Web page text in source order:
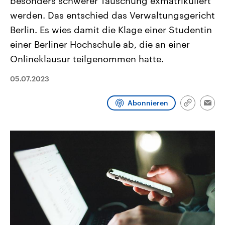
CDU, SPD und FDP regiert.-
Umfragen, Prognosen,
und Hintergründe zu den Parteien
Wahl.
aktuelle Weltgeschehen.
Sendungen Programm Podcasts
Audio-Archiv
werden. Das entschied das Verwaltungsgericht
Berlin. Es wies damit die Klage einer Studentin
einer Berliner Hochschule ab, die an einer
Onlineklausur teilgenommen hatte.
05.07.2023
Abonnieren
Link